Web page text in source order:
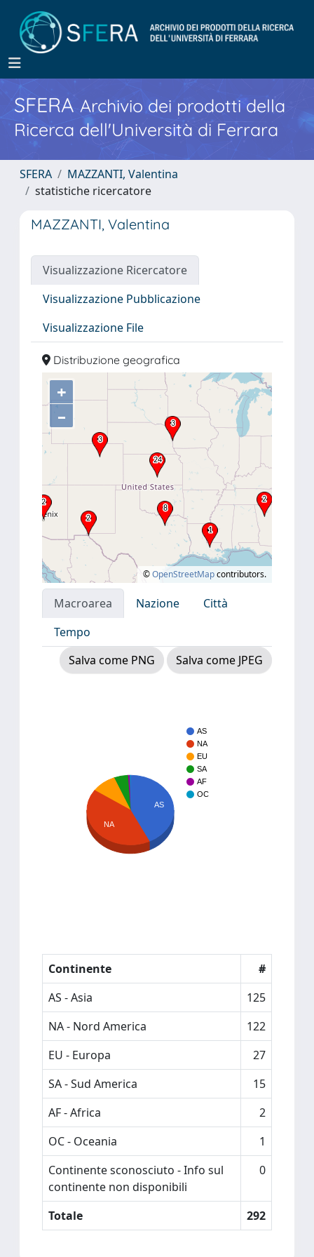
SFERA Archivio dei prodotti della
Ricerca dell'Università di Ferrara
SFERA
MAZZANTI, Valentina
statistiche ricercatore
MAZZANTI, Valentina
Visualizzazione Ricercatore
Visualizzazione Pubblicazione
Visualizzazione File
Distribuzione geografica
+
–
©OpenStreetMapcontributors.
Macroarea Nazione
Città
Tempo
Salva come PNG
Salva come JPEG
AS
NA
EU
SA
AF
OC
AS
NA
Continente
#
AS - Asia
125
NA - Nord America
122
EU - Europa
27
SA - Sud America
15
AF - Africa
2
OC - Oceania
1
Continente sconosciuto - Info sul
continente non disponibili
0
Totale 292